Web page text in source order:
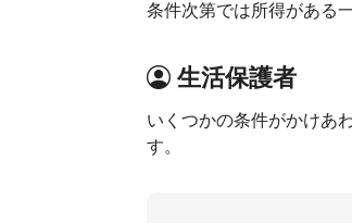
条件次第では所得がある
生活保護者
いくつかの条件がかけあ
す。